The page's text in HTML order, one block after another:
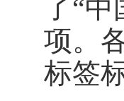
了“
项。
标签